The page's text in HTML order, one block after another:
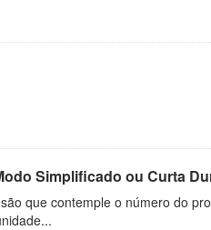
Simplificado ou Curta
que contemple o número do